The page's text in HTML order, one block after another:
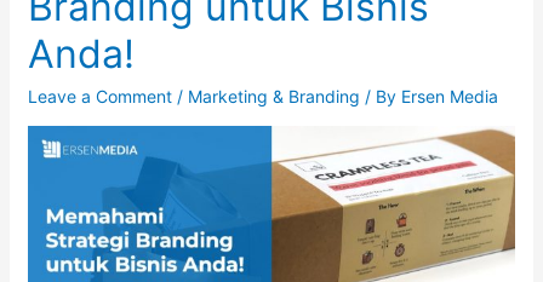
Anda!
Leave a Comment / Marketing & Branding / By Ersen Media
Bisnis
Anda!